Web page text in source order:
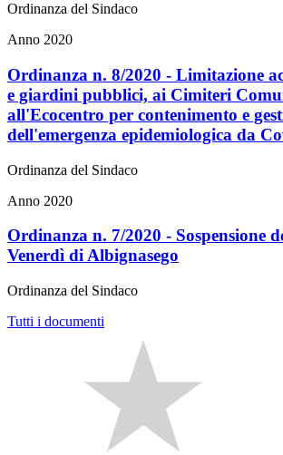
Ordinanza del Sindaco
Anno 2020
Ordinanza n. 8/2020 - Limitazione
e giardini pubblici, ai Cimiteri
all'Ecocentro per contenimento e
dell'emergenza epidemiologica da
Ordinanza del Sindaco
Anno 2020
Ordinanza n. 7/2020 - Sospensione
Venerdì di Albignasego
Ordinanza del Sindaco
Tutti i documenti